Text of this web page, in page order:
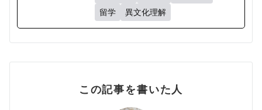
留学
異文化理解
この記事を書いた人